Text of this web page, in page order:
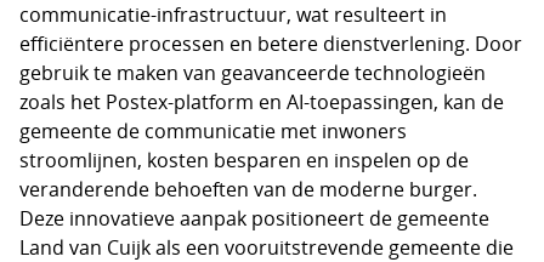
communicatie-infrastructuur, wat resulteert in
efficiëntere processen en betere dienstverlening. Door
gebruik te maken van geavanceerde technologieën
zoals het Postex-platform en AI-toepassingen, kan de
gemeente de communicatie met inwoners
stroomlijnen, kosten besparen en inspelen op de
veranderende behoeften van de moderne burger.
Deze innovatieve aanpak positioneert de gemeente
Land van Cuijk als een vooruitstrevende gemeente die